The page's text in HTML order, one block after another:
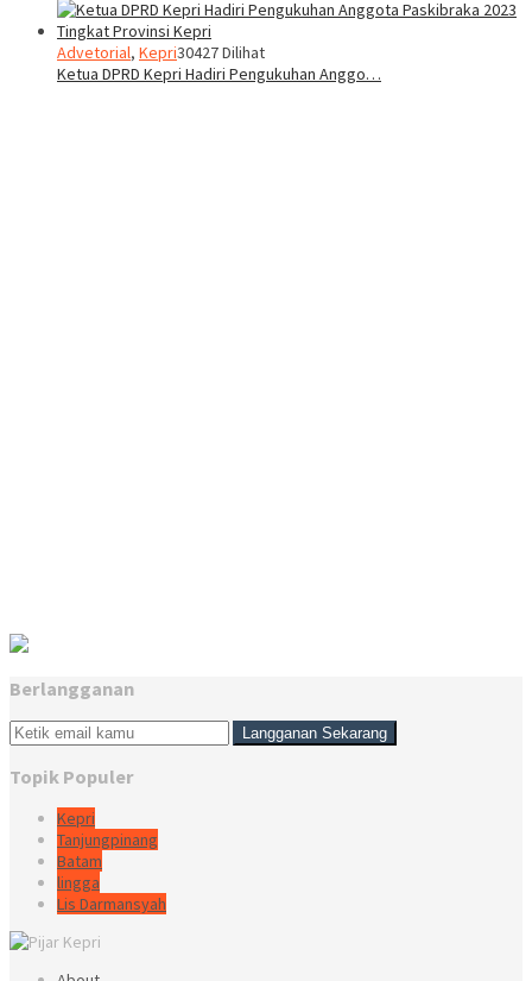
Advetorial, Kepri30427 Dilihat
Ketua DPRD Kepri Hadiri Pengukuhan Anggo…
Berlangganan
Topik Populer
Kepri
Tanjungpinang
Batam
lingga
Lis Darmansyah